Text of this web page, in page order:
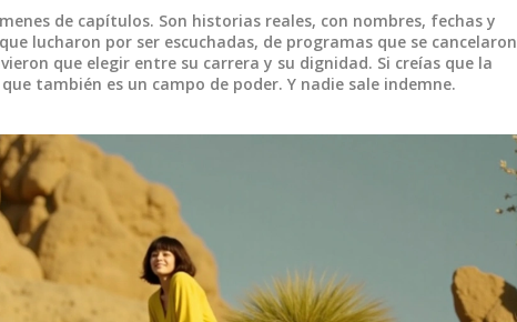
de capítulos. Son historias reales, con nombres, fechas y
lucharon por ser escuchadas, de programas que se cancelaron
que elegir entre su carrera y su dignidad. Si creías que la
también es un campo de poder. Y nadie sale indemne.